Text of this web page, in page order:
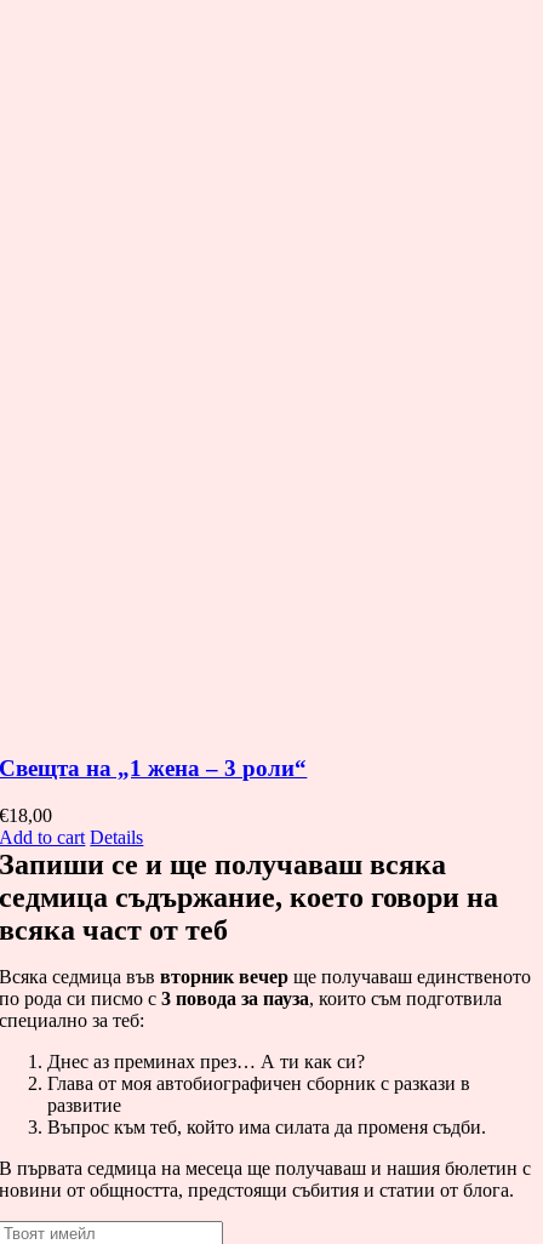
Свещта на „1 жена – 3 роли“
€18,00
Add to cart Details
Запиши се и ще получаваш всяка
седмица съдържание, което говори на
всяка част от теб
Всяка седмица въввторник вечер ще получаваш единственото
по рода си писмо с3 повода за пауза, които съм подготвила
специално за теб:
Днес аз преминах през… А ти как си?
Глава от моя автобиографичен сборник с разкази в
развитие
Въпрос към теб, който има силата да променя съдби.
В първата седмица на месеца ще получаваш и нашия бюлетин с
новини от общността, предстоящи събития и статии от блога.